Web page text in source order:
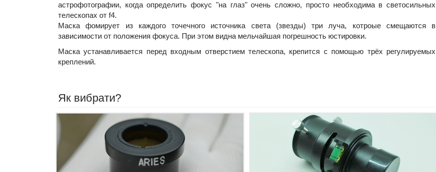
астрофотографии, когда определить фокус "на глаз" очень сложно, просто необходима в светосильных
телескопах от f4.
Маска фомирует из каждого точечного источника света (звезды) три луча, котроые смещаются в
зависимости от положения фокуса. При этом видна мельчайшая погрешность юстировки.
Маска устанавливается перед входным отверстием телескопа, крепится с помощью трёх регулируемых
креплений.
Як вибрати?
Маска Бахтинова Lacerta 300 мм